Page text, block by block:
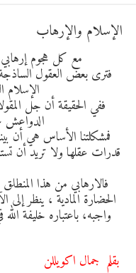
الإسلام والإرهاب
مع كل هجوم
فترى بعض العقول
ففي الحقيقة أن جل
الدواعش
فمشكلتنا الأساس هي أن
قدرات عقلها ولا تريد أن
فالارهابي من هذا
الحضارة المادية ، ينظر
واجبه، باعتباره خليفة
بقلم جمال اكويللن